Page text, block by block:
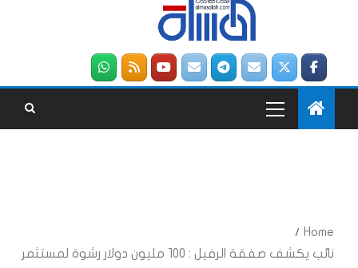
Home
نائب يكشف صفقة الرفيل : 100 مليون دولار رشوة لمستثمر